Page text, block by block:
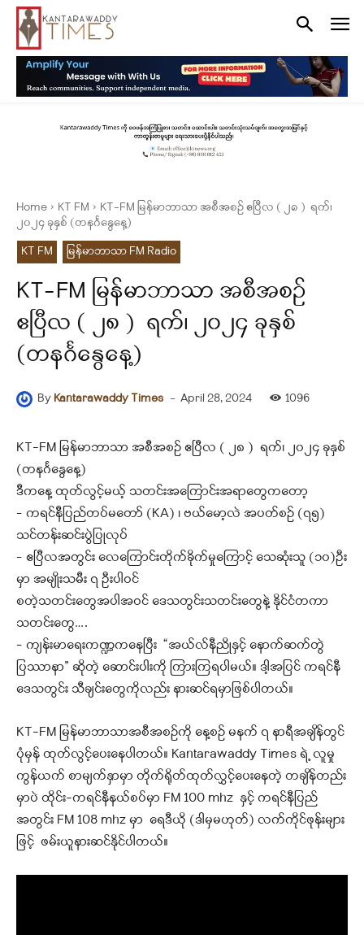
Home KT FM
KT-FM မြန်မာဘာသာ အစီအစဉ် ဧပြီလ ( ၂၈ ) ရက်၊
၂၀၂၄ ခုနှစ် (တနင်္ဂနွေနေ့)
KT FM
မြန်မာဘာသာ FM Radio
KT-FM မြန်မာဘာသာ အစီအစဉ်
ဧပြီလ ( ၂၈ ) ရက်၊ ၂၀၂၄ ခုနှစ်
(တနင်္ဂနွေနေ့)
By Kantarawaddy Times - April 28, 2024 1096
KT-FM မြန်မာဘာသာ အစီအစဉ် ဧပြီလ ( ၂၈ ) ရက်၊ ၂၀၂၄ ခုနှစ်
(တနင်္ဂနွေနေ့)
ဒီကနေ့ ထုတ်လွင့်မယ့် သတင်းအကြောင်းအရာတွေကတော့
– ကရင်နီပြည်တပ်မတော် (KA) ၊ ဗယ်မော့လဲ အပတ်စဉ် (၇၅)
သင်တန်းဆင်းပွဲပြုလုပ်
– ဧပြီလအတွင်း လေကြောင်းတိုက်ခိုက်မှုကြောင့် သေဆုံးသူ (၁၀)ဦး
မှာ အမျိုးသမီး ၇ ဦးပါဝင်
စတဲ့သတင်းတွေအပါအဝင် ဒေသတွင်းသတင်းတွေနဲ့ နိုင်ငံတကာ
သတင်းတွေ….
– ကျန်းမာရေးကဏ္ဍကနေပြီး “အယ်လ်နီညိုနှင့် နောက်ဆက်တွဲ
ပြဿာနာ” ဆိုတဲ့ ဆောင်းပါးကို ကြားကြရပါမယ်။ ဒါ့အပြင် ကရင်နီ
ဒေသတွင်း သီချင်းတွေကိုလည်း နားဆင်ရမှာဖြစ်ပါတယ်။
KT-FM မြန်မာဘာသာအစီအစဉ်ကို နေ့စဉ် မနက် ၇ နာရီအချိန်တွင်
ပုံမှန် ထုတ်လွင့်ပေးနေပါတယ်။ Kantarawaddy Times ရဲ့ လူမှု
ကွန်ယက် စာမျက်နှာမှာ တိုက်ရိုတ်ထုတ်လွှင့်ပေးနေတဲ့ တချိန်တည်း
မှာပဲ ထိုင်း-ကရင်နီနယ်စပ်မှာ FM 100 mhz နှင့် ကရင်နီပြည်
အတွင်း FM 108 mhz မှာ ရေဒီယို (ဒါမှမဟုတ်) လက်ကိုင်ဖုန်းများ
ဖြင့် ဖမ်းယူနားဆင်နိုင်ပါတယ်။